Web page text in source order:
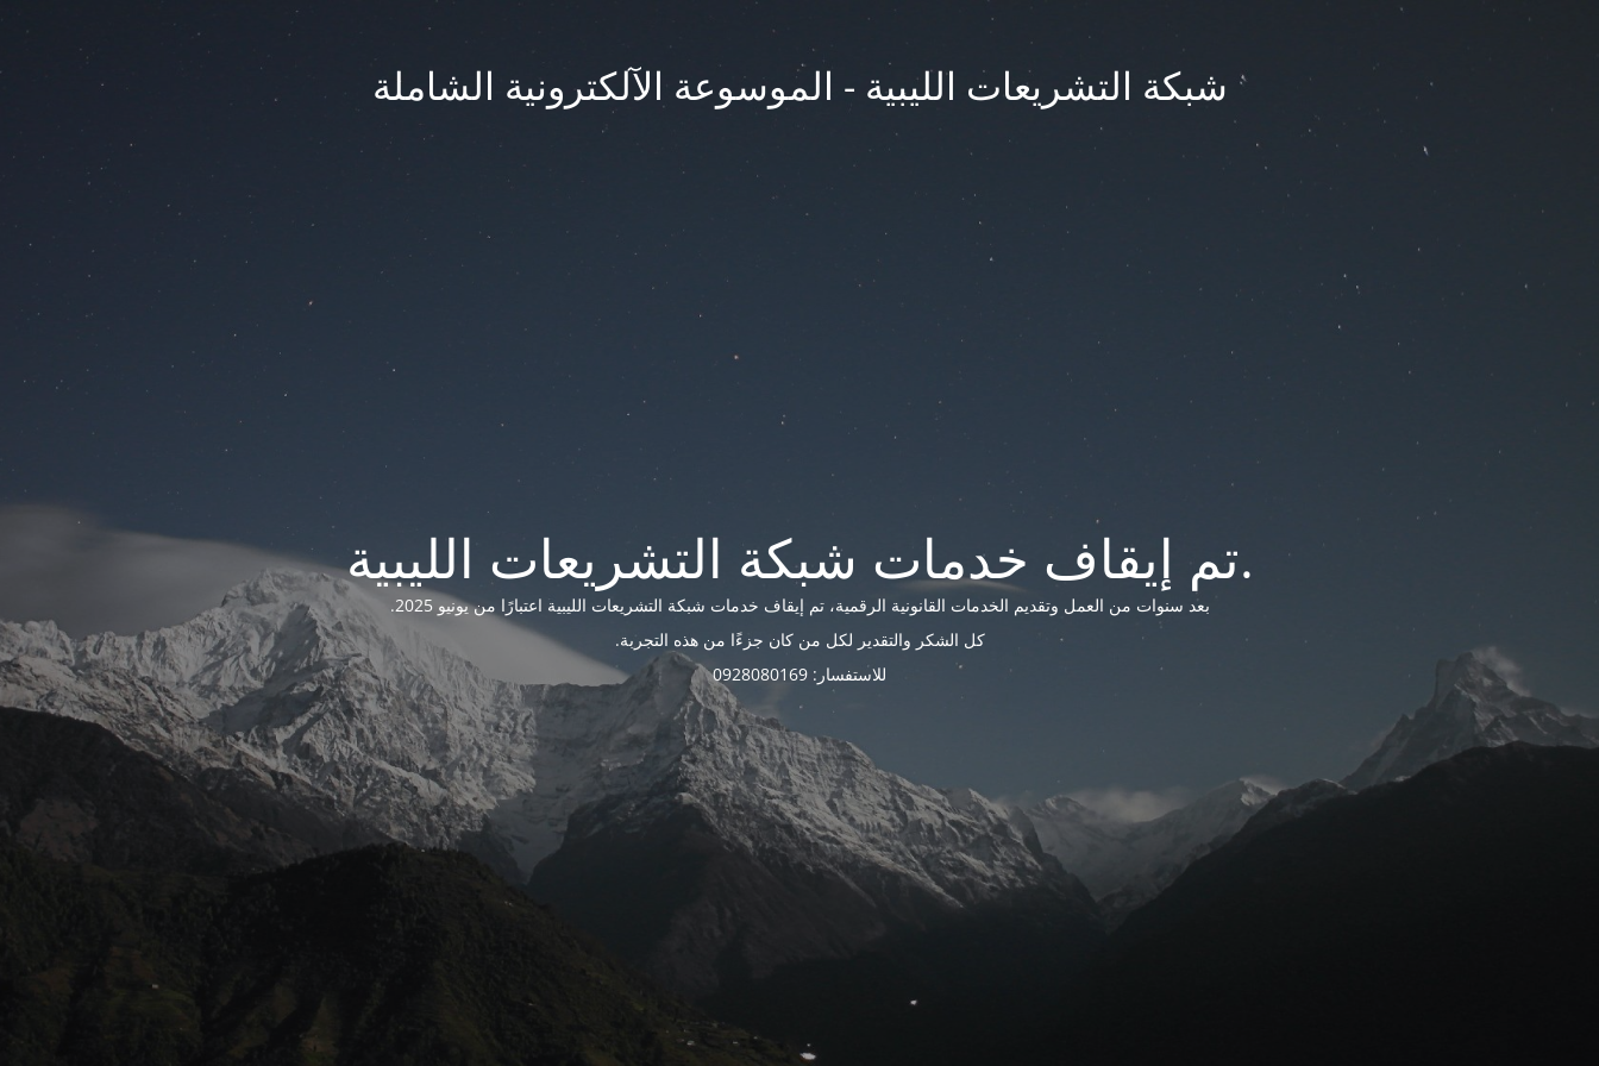
شبكة التشريعات الليبية - الموسوعة الآلكترونية الشاملة
تم إيقاف خدمات شبكة التشريعات الليبية.
بعد سنوات من العمل وتقديم الخدمات القانونية الرقمية، تم إيقاف خدمات شبكة التشريعات الليبية اعتبارًا من يونيو 2025.
كل الشكر والتقدير لكل من كان جزءًا من هذه التجربة.
للاستفسار: 0928080169